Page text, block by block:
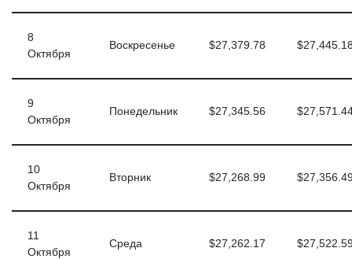
8
Октября
Воскресенье $27,379.78
9
Октября
Понедельник $27,345.56
10
Октября
Вторник $27,268.99
11
Октября
Среда $27,262.17